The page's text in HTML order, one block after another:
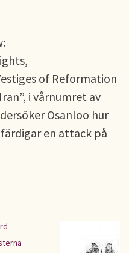
of Reformation
i vårnumret av
Osanloo hur
en attack på